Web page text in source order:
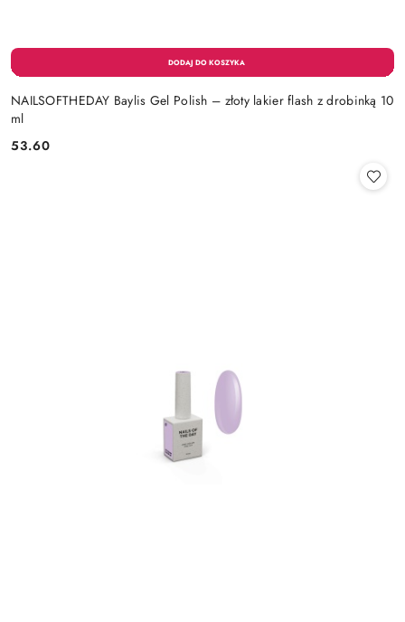
NAILSOFTHEDAY Baylis Gel Polish – złoty lakier flash z drobinką 10
ml
Cena:
53.60